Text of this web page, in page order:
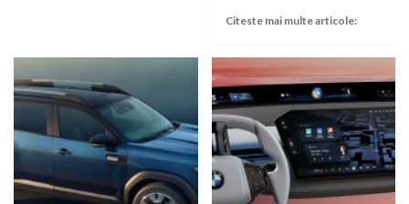
Citeste mai multe articole: